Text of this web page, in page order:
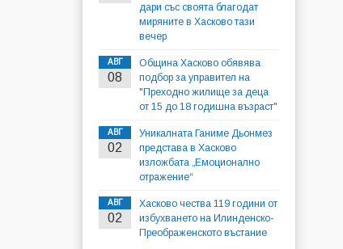
дари със своята благодат
миряните в Хасково тази
вечер
АВГ
08
Община Хасково обявява
подбор за управител на
"Преходно жилище за деца
от 15 до 18 годишна възраст"
АВГ
02
Уникалната Ганиме Дьонмез
представа в Хасково
изложбата „Емоционално
отражение“
АВГ
02
Хасково чества 119 години от
избухването на Илинденско-
Преображенското въстание